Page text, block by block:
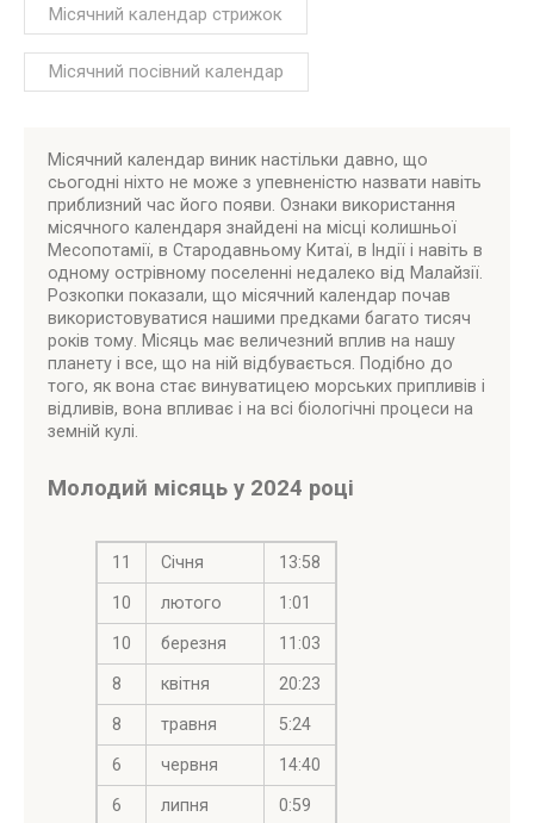
Місячний календар стрижок
Місячний посівний календар
Місячний календар виник настільки давно, що
сьогодні ніхто не може з упевненістю назвати навіть
приблизний час його появи. Ознаки використання
місячного календаря знайдені на місці колишньої
Месопотамії, в Стародавньому Китаї, в Індії і навіть в
одному острівному поселенні недалеко від Малайзії.
Розкопки показали, що місячний календар почав
використовуватися нашими предками багато тисяч
років тому. Місяць має величезний вплив на нашу
планету і все, що на ній відбувається. Подібно до
того, як вона стає винуватицею морських припливів і
відливів, вона впливає і на всі біологічні процеси на
земній кулі.
Молодий місяць у 2024 році
11 Січня 13:58
10 лютого 1:01
10 березня 11:03
8 квітня 20:23
8 травня 5:24
6 червня 14:40
6 липня 0:59